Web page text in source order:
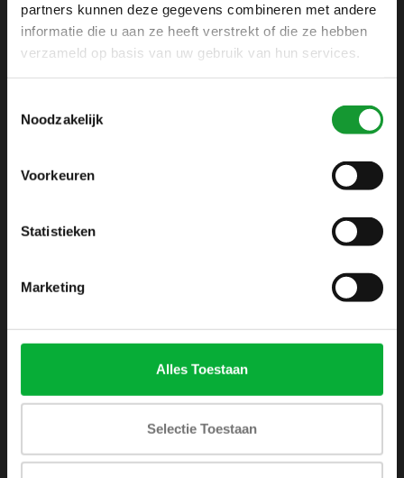
partners kunnen deze gegevens combineren met andere
informatie die u aan ze heeft verstrekt of die ze hebben
verzameld op basis van uw gebruik van hun services.
Noodzakelijk
Voorkeuren
Statistieken
Marketing
Alles Toestaan
Selectie Toestaan
+31 6 42 52 32 80
+31 6 42 52 32 80
Disclaimer
Privacy Policy
Sitemap